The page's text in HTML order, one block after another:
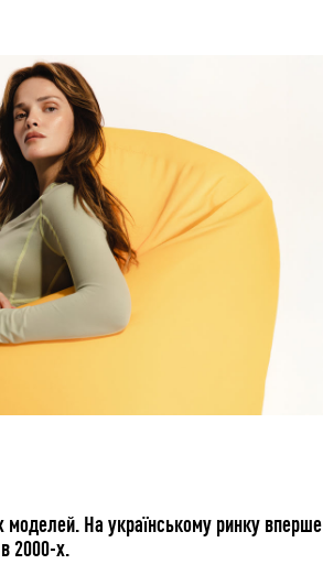
моделей. На українському ринку вперше
2000-х.